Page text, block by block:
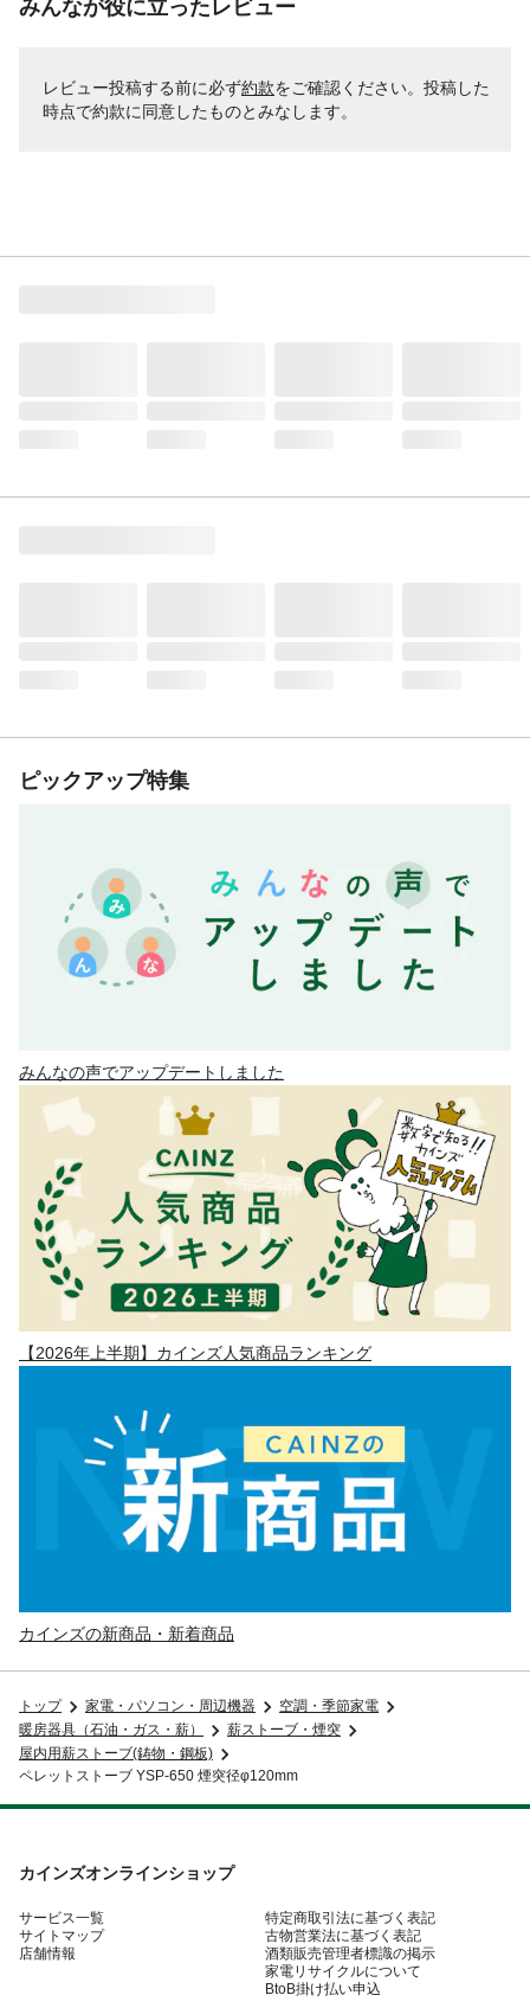
みんなが役に立ったレビュー
レビュー投稿する前に必ず約款をご確認ください。投稿した
時点で約款に同意したものとみなします。
ピックアップ特集
みんなの声でアップデートしました
【2026年上半期】カインズ人気商品ランキング
カインズの新商品・新着商品
トップ 家電・パソコン・周辺機器
空調・季節家電
暖房器具（石油・ガス・薪）
薪ストーブ・煙突
屋内用薪ストーブ(鋳物・鋼板)
ペレットストーブ YSP-650 煙突径φ120mm
カインズオンラインショップ
サービス一覧
サイトマップ
店舗情報
特定商取引法に基づく表記
古物営業法に基づく表記
酒類販売管理者標識の掲示
家電リサイクルについて
BtoB掛け払い申込